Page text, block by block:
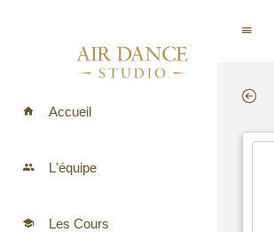
Accueil
L'équipe
Les Cours